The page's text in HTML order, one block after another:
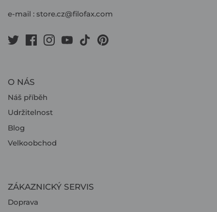
e-mail : store.cz@filofax.com
O NÁS
Náš příběh
Udržitelnost
Blog
Velkoobchod
ZÁKAZNICKÝ SERVIS
Doprava